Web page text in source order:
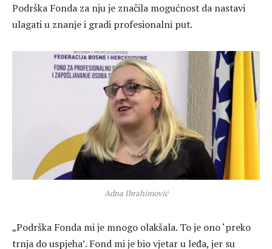
Podrška Fonda za nju je značila mogućnost da nastavi
ulagati u znanje i gradi profesionalni put.
Adna Ibrahimović
„Podrška Fonda mi je mnogo olakšala. To je ono ‘preko
trnja do uspjeha’. Fond mi je bio vjetar u leđa, jer su